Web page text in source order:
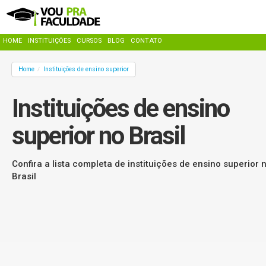
HOME INSTITUIÇÕES CURSOS BLOG CONTATO
Home / Instituições de ensino superior
Instituições de ensino
superior no Brasil
Confira a lista completa de instituições de ensino superior
Brasil